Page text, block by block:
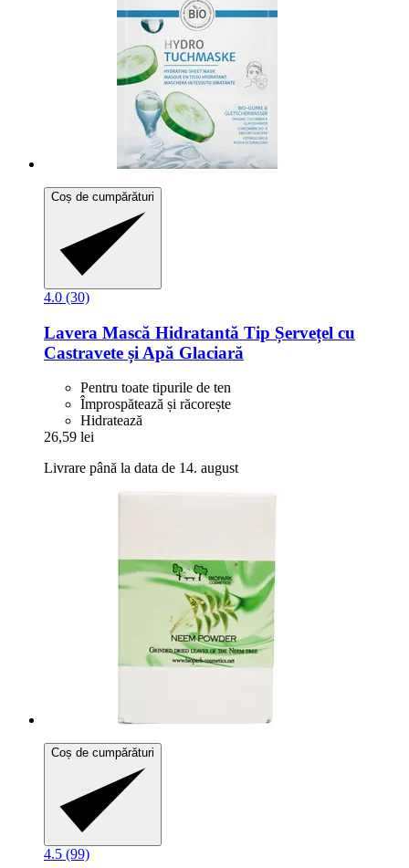
Coș de cumpărături
4.0 (30)
Lavera Mască Hidratantă Tip Șervețel cu
Castravete și Apă Glaciară
Pentru toate tipurile de ten
Împrospătează și răcorește
Hidratează
26,59 lei
Livrare până la data de 14. august
Coș de cumpărături
4.5 (99)